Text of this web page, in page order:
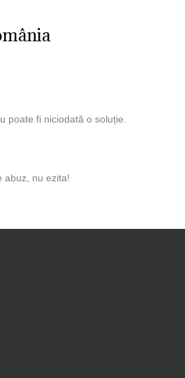
poate fi niciodată o soluție.
abuz, nu ezita!